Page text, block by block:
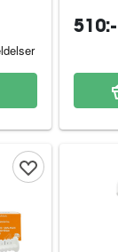
510:-